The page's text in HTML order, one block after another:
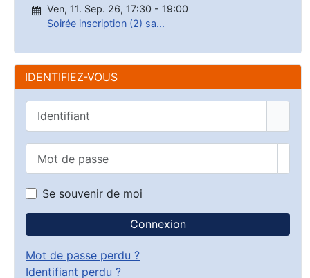
Ven, 11. Sep. 26, 17:30 - 19:00
Soirée inscription (2) sa...
IDENTIFIEZ-VOUS
Se souvenir de moi
Connexion
Mot de passe perdu ?
Identifiant perdu ?